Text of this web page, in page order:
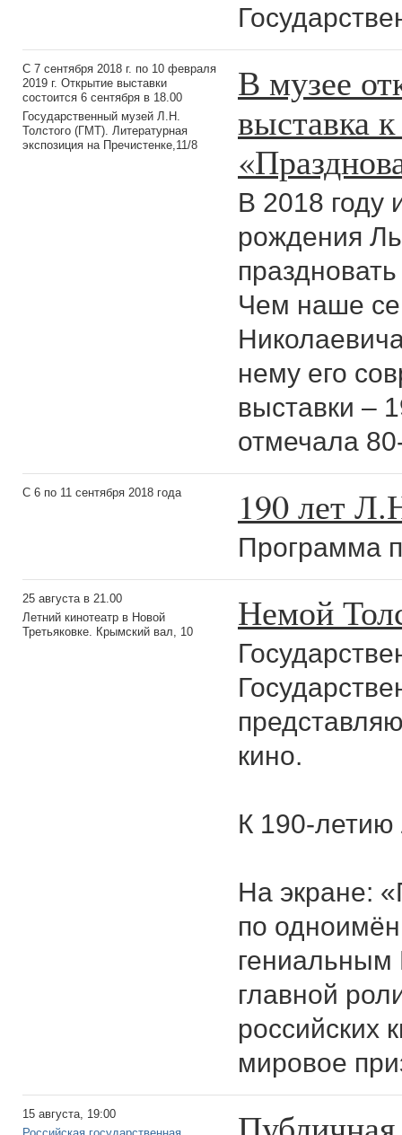
C 7 сентября 2018 г. по 10 февраля
2019 г. Открытие выставки
состоится 6 сентября в 18.00
Государственный музей Л.Н.
Толстого (ГМТ). Литературная
экспозиция на Пречистенке,11/8
В музее
выставка
В 2018 году
рождения
Чем наше
нему его
выставки –
отмечала
С 6 по 11 сентября 2018 года 190 лет
Программа
25 августа в 21.00
Летний кинотеатр в Новой
Третьяковке. Крымский вал, 10
Немой
кино.
К 190-летию
На экране:
по
главной
российских
мировое
15 августа, 19:00